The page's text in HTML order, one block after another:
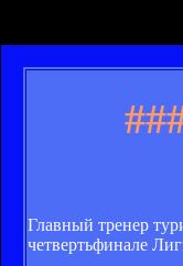
Главный тренер
четвертьфинале